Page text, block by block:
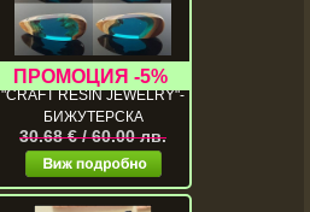
ЕПОКСИДНА СМОЛА
"CRAFT RESIN JEWELRY"-
БИЖУТЕРСКА
30.68 € / 60.00 лв.